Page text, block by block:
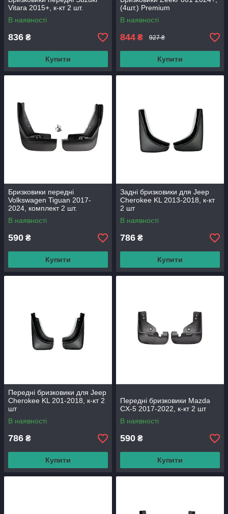
Vitara 2015+, к-кт 2 шт.
В наявності
836 ₴
Купити
(4шт.) Premium
В наявності
844 ₴ 927 ₴
Купити
Бризковики передні
Volkswagen Tiguan 2017-
2024, комплект 2 шт.
В наявності
590 ₴
Купити
Задні бризковики для Jeep
Cherokee KL 2013-2018, к-кт
2 шт
В наявності
786 ₴
Купити
Передні бризковики для Jeep
Cherokee KL 201-2018, к-кт 2
шт
В наявності
786 ₴
Купити
Передні бризковики Mazda
CX-5 2017-2022, к-кт 2 шт
В наявності
590 ₴
Купити